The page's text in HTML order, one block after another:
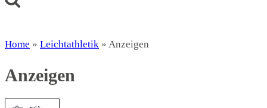
Home » Leichtathletik » Anzeigen
Anzeigen